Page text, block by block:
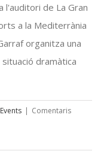
l'auditori de La Gran
a la Mediterrània
organitza una
dramàtica
Events | Comentaris